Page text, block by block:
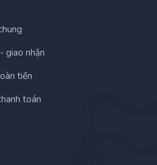
giao nhận
tiền
toán